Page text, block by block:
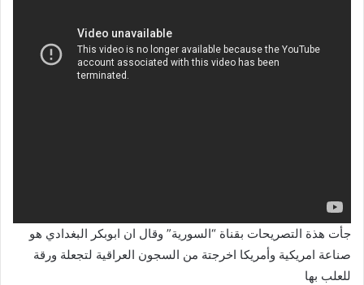
جأت هذة التصريحات بقناة “السورية” وقال ان ابوبكر البغدادي هو
صناعة امريكية وأمريكا اخرجتة من السجون العراقية لتجعلة ورقة
للعلب بها